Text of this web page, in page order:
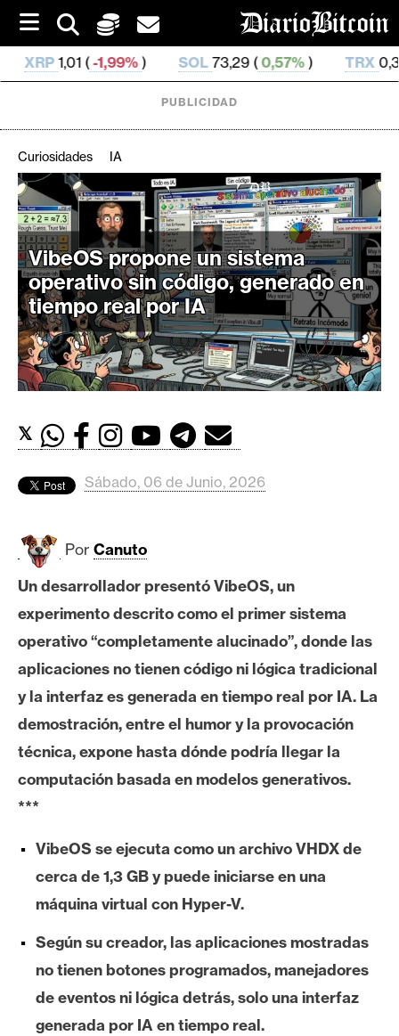
i
t
o
SOL73,29 (0,57% ) TRX0,326 912 ( 0,01%)
C
r
i
p
t
o
M
e
r
d
s
B
t
c
o
i
E
t
e
u
m
I
PUBLICIDAD
Curiosidades IA
VibeOS propone un sistema
operativo sin código, generado en
tiempo real por IA
𝕏
Sábado, 06 de Junio, 2026
Por Canuto
Un desarrollador presentó VibeOS, un
experimento descrito como el primer sistema
operativo “completamente alucinado”, donde las
aplicaciones no tienen código ni lógica tradicional
y la interfaz es generada en tiempo real por IA. La
demostración, entre el humor y la provocación
técnica, expone hasta dónde podría llegar la
computación basada en modelos generativos.
***
VibeOS se ejecuta como un archivo VHDX de
cerca de 1,3 GB y puede iniciarse en una
máquina virtual con Hyper-V.
Según su creador, las aplicaciones mostradas
no tienen botones programados, manejadores
de eventos ni lógica detrás, solo una interfaz
generada por IA en tiempo real.